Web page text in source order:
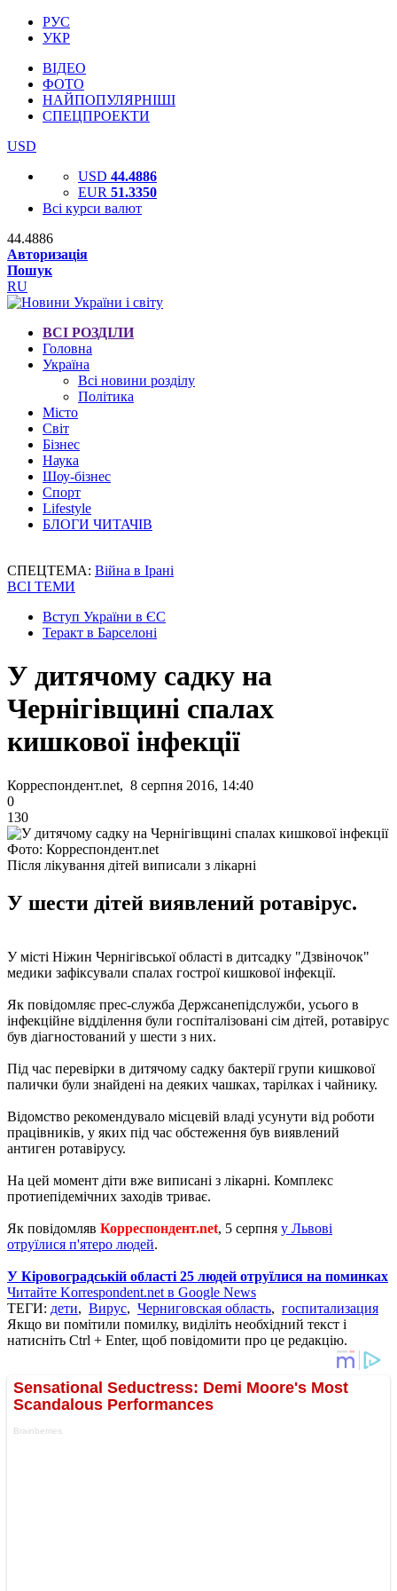
РУС
УКР
ВІДЕО
ФОТО
НАЙПОПУЛЯРНІШІ
СПЕЦПРОЕКТИ
USD
USD 44.4886
EUR 51.3350
Всі курси валют
44.4886
Авторизація
Пошук
RU
ВСІ РОЗДІЛИ
Головна
Україна
Всі новини розділу
Політика
Місто
Світ
Бізнес
Наука
Шоу-бізнес
Спорт
Lifestyle
БЛОГИ ЧИТАЧІВ
СПЕЦТЕМА: Війна в Ірані
ВСІ ТЕМИ
Вступ України в ЄС
Теракт в Барселоні
У дитячому садку на
Чернігівщині спалах
кишкової інфекції
Корреспондент.net, 8 серпня 2016, 14:40
0
130
Фото: Корреспондент.net
Після лікування дітей виписали з лікарні
У шести дітей виявлений ротавірус.
У місті Ніжин Чернігівської області в дитсадку "Дзвіночок"
медики зафіксували спалах гострої кишкової інфекції.
Як повідомляє прес-служба Держсанепідслужби, усього в
інфекційне відділення були госпіталізовані сім дітей, ротавірус
був діагностований у шести з них.
Під час перевірки в дитячому садку бактерії групи кишкової
палички були знайдені на деяких чашках, тарілках і чайнику.
Відомство рекомендувало місцевій владі усунути від роботи
працівників, у яких під час обстеження був виявлений
антиген ротавірусу.
На цей момент діти вже виписані з лікарні. Комплекс
протиепідемічних заходів триває.
Як повідомляв Корреспондент.net, 5 серпня у Львові
отруїлися п'ятеро людей.
У Кіровоградській області 25 людей отруїлися на поминках
Читайте Korrespondent.net в Google News
ТЕГИ: дети, Вирус, Черниговская область, госпитализация
Якщо ви помітили помилку, виділіть необхідний текст і
натисніть Ctrl + Enter, щоб повідомити про це редакцію.